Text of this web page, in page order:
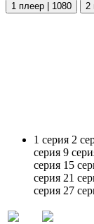
1 плеер | 1080 2
1 серия 2
серия 9
серия 15
серия 21
серия 27